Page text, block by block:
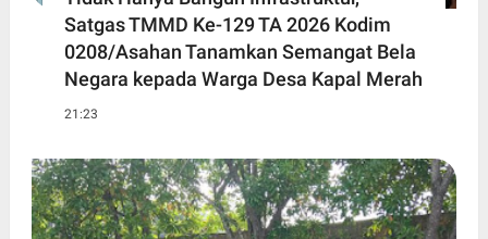
Satgas TMMD Ke-129 TA 2026 Kodim
0208/Asahan Tanamkan Semangat Bela
Negara kepada Warga Desa Kapal Merah
21:23